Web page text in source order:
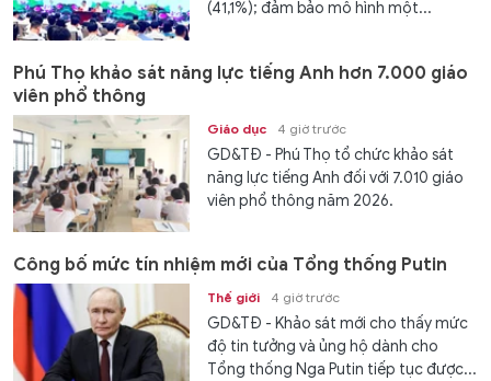
(41,1%); đảm bảo mô hình một...
Phú Thọ khảo sát năng lực tiếng Anh hơn 7.000 giáo
viên phổ thông
Giáo dục 4 giờ trước
GD&TĐ - Phú Thọ tổ chức khảo sát
năng lực tiếng Anh đối với 7.010 giáo
viên phổ thông năm 2026.
Công bố mức tín nhiệm mới của Tổng thống Putin
Thế giới 4 giờ trước
GD&TĐ - Khảo sát mới cho thấy mức
độ tin tưởng và ủng hộ dành cho
Tổng thống Nga Putin tiếp tục được...